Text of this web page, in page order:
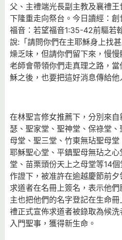
父、主禮端光長副主教及襄禮
下隆重走向祭台。今日讀經：創
福音：若望福音1:35-42前驅若
說:「請問你們在主耶穌身上找
燥乏味，但請你們留下來，慢
老師會帶領你們走真理之路，
穌之後，也要把這好消息傳給他
在林聖言修女推薦下，分別來
瑟、聖家堂、聖神堂、保祿堂
母堂、聖三堂、竹東無玷聖母
耶穌聖心堂、平鎮聖母無玷之
堂、苗栗頭份天上之母堂等14
作證下，被准許在逾越慶節前
求道者在名冊上簽名，表示他
主也把他們的名字登記在生命
禮正式宣佈求道者被錄取為候
入門聖事，獲得新生命。